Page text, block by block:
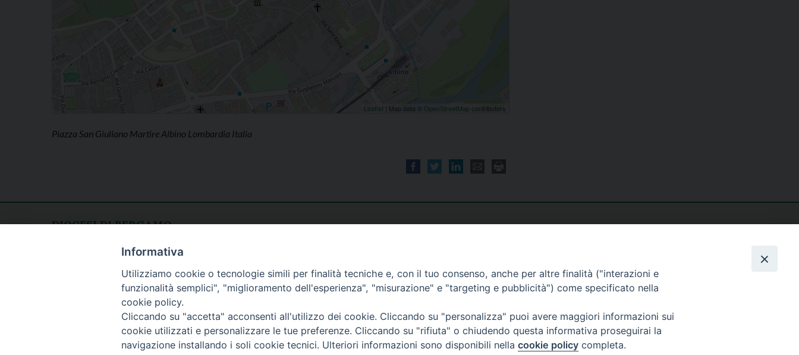
Leaflet | Map data © OpenStreetMap contributors
Piazza San Giuliano Martire Albino Lombardia Italia
DIOCESI DI BERGAMO
fax: 035/278.250
lunedì - venerdì
h. 08.30 - 12.30
Informativa
Utilizziamo cookie o tecnologie simili per finalità tecniche e, con il tuo consenso, anche per altre finalità ("interazioni e
funzionalità semplici", "miglioramento dell'esperienza", "misurazione" e "targeting e pubblicità") come specificato nella
cookie policy.
Cliccando su "accetta" acconsenti all'utilizzo dei cookie. Cliccando su "personalizza" puoi avere maggiori informazioni sui
cookie utilizzati e personalizzare le tue preferenze. Cliccando su "rifiuta" o chiudendo questa informativa proseguirai la
navigazione installando i soli cookie tecnici. Ulteriori informazioni sono disponibili nella cookie policy completa.